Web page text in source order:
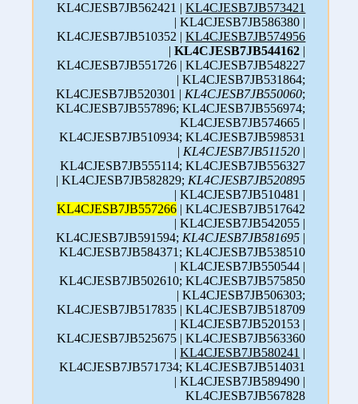
KL4CJESB7JB562421 |KL4CJESB7JB573421
| KL4CJESB7JB586380 |
KL4CJESB7JB510352 |KL4CJESB7JB574956
|KL4CJESB7JB544162 |
KL4CJESB7JB551726 | KL4CJESB7JB548227
| KL4CJESB7JB531864;
KL4CJESB7JB520301 |KL4CJESB7JB550060;
KL4CJESB7JB557896; KL4CJESB7JB556974;
KL4CJESB7JB574665 |
KL4CJESB7JB510934; KL4CJESB7JB598531
|KL4CJESB7JB511520 |
KL4CJESB7JB555114; KL4CJESB7JB556327
| KL4CJESB7JB582829;KL4CJESB7JB520895
| KL4CJESB7JB510481 |
KL4CJESB7JB557266 | KL4CJESB7JB517642
| KL4CJESB7JB542055 |
KL4CJESB7JB591594;KL4CJESB7JB581695 |
KL4CJESB7JB584371; KL4CJESB7JB538510
| KL4CJESB7JB550544 |
KL4CJESB7JB502610; KL4CJESB7JB575850
| KL4CJESB7JB506303;
KL4CJESB7JB517835 | KL4CJESB7JB518709
| KL4CJESB7JB520153 |
KL4CJESB7JB525675 | KL4CJESB7JB563360
|KL4CJESB7JB580241 |
KL4CJESB7JB571734; KL4CJESB7JB514031
| KL4CJESB7JB589490 |
KL4CJESB7JB567828